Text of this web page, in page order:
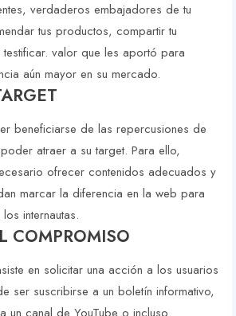
verdaderos embajadores de tu
tus productos, compartir tu
valor que les aportó para
aún mayor en su mercado.
beneficiarse de las repercusiones de
atraer a su target. Para ello,
ofrecer contenidos adecuados y
marcar la diferencia en la web para
internautas.
COMPROMISO
en solicitar una acción a los usuarios
ser suscribirse a un boletín informativo,